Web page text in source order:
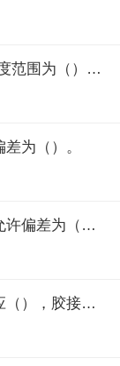
[填空题] CA砂浆配制、施工时的适宜温度范围为（），限界温度范围为（）。超过限界温度时应采取相应措施。
为（）。
[填空题] 轨道中心线与线路设计中心线允许偏差为（）。
[填空题] 左右两股钢轨的胶接绝缘接头应（），胶接绝缘接头轨缝距轨枕边缘不应小于（）。